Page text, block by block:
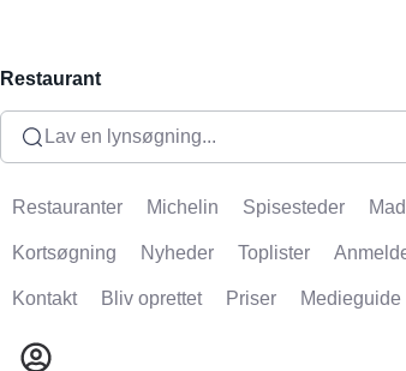
Restaurant
Lav en lynsøgning...
Restauranter Michelin Spisesteder
Kortsøgning Nyheder Toplister
Kontakt Bliv oprettet Priser Medieguide